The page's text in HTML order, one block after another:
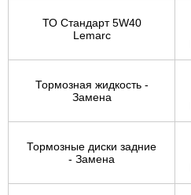
ТО Стандарт 5W40
Lemarc
Тормозная жидкость -
Замена
Тормозные диски задние
- Замена